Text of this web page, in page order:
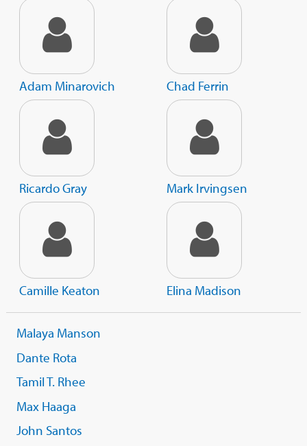
Adam Minarovich Chad Ferrin
Ricardo Gray Mark Irvingsen
Camille Keaton Elina Madison
Malaya Manson
Dante Rota
Tamil T. Rhee
Max Haaga
John Santos